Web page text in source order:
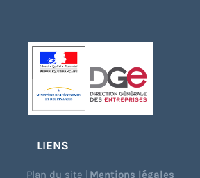
LIENS
Plan du site |Mentions légales